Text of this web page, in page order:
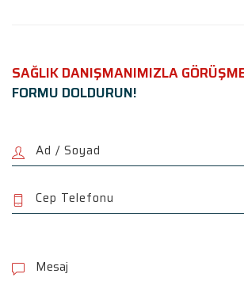
SAĞLIK DANIŞMANIMIZLA
FORMU DOLDURUN!
l
e